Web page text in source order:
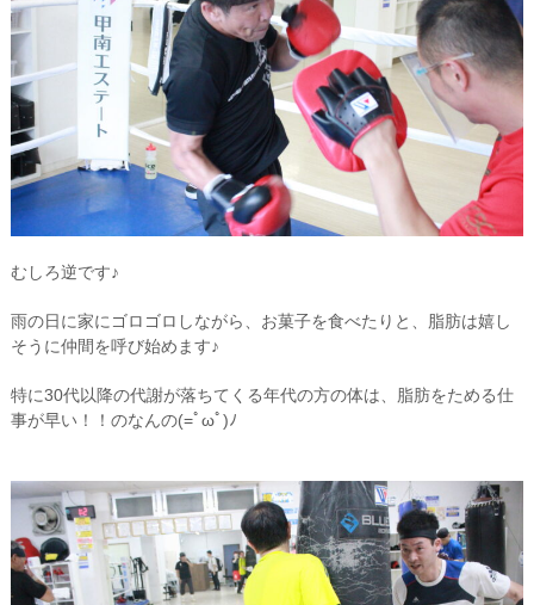
むしろ逆です♪
雨の日に家にゴロゴロしながら、お菓子を食べたりと、脂肪は嬉し
そうに仲間を呼び始めます♪
特に30代以降の代謝が落ちてくる年代の方の体は、脂肪をためる仕
事が早い！！のなんの(=ﾟωﾟ)ﾉ